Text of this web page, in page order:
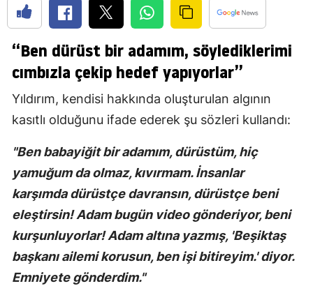
“Ben dürüst bir adamım, söylediklerimi
cımbızla çekip hedef yapıyorlar”
Yıldırım, kendisi hakkında oluşturulan algının
kasıtlı olduğunu ifade ederek şu sözleri kullandı:
"Ben babayiğit bir adamım, dürüstüm, hiç
yamuğum da olmaz, kıvırmam. İnsanlar
karşımda dürüstçe davransın, dürüstçe beni
eleştirsin! Adam bugün video gönderiyor, beni
kurşunluyorlar! Adam altına yazmış, 'Beşiktaş
başkanı ailemi korusun, ben işi bitireyim.' diyor.
Emniyete gönderdim."